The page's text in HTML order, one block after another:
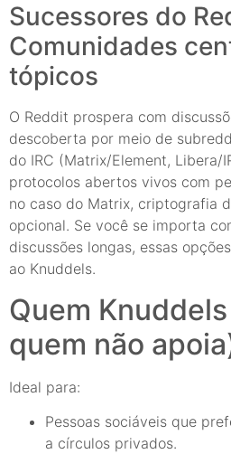
Sucessores do
Comunidades
tópicos
O Reddit prospera com
descoberta por meio de
do IRC (Matrix/Element, Libera/
protocolos abertos vivos com
no caso do Matrix, criptografia
opcional. Se você se importa
discussões longas, essas
ao Knuddels.
Quem
quem não
Ideal para:
Pessoas sociáveis que
a círculos privados.